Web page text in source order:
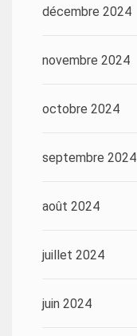
décembre 2024
novembre 2024
octobre 2024
septembre 2024
août 2024
juillet 2024
juin 2024